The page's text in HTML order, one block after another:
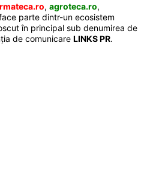
, agroteca.ro,
parte dintr-un ecosistem
în principal sub denumirea de
de comunicare LINKS PR.